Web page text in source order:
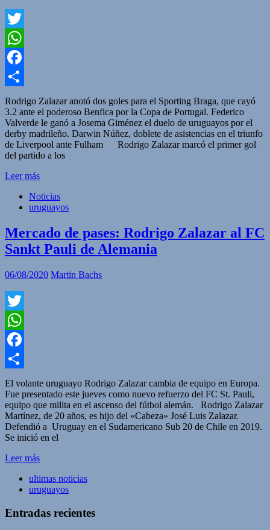
Twitter
WhatsApp
Facebook
Compartir
Rodrigo Zalazar anotó dos goles para el Sporting Braga, que cayó
3.2 ante el poderoso Benfica por la Copa de Portugal. Federico
Valverde le ganó a Josema Giménez el duelo de uruguayos por el
derby madrileño. Darwin Núñez, doblete de asistencias en el triunfo
de Liverpool ante Fulham Rodrigo Zalazar marcó el primer gol
del partido a los
Leer más
Noticias
uruguayos
Mercado de pases: Rodrigo Zalazar al FC
Sankt Pauli de Alemania
06/08/2020 Martin Bachs
Twitter
WhatsApp
Facebook
Compartir
El volante uruguayo Rodrigo Zalazar cambia de equipo en Europa.
Fue presentado este jueves como nuevo refuerzo del FC St. Pauli,
equipo que milita en el ascenso del fútbol alemán. Rodrigo Zalazar
Martínez, de 20 años, es hijo del «Cabeza» José Luis Zalazar.
Defendió a Uruguay en el Sudamericano Sub 20 de Chile en 2019.
Se inició en el
Leer más
ultimas noticias
uruguayos
Entradas recientes